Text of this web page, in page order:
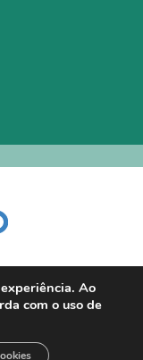
CRM: 54.464
Ao
com o uso de